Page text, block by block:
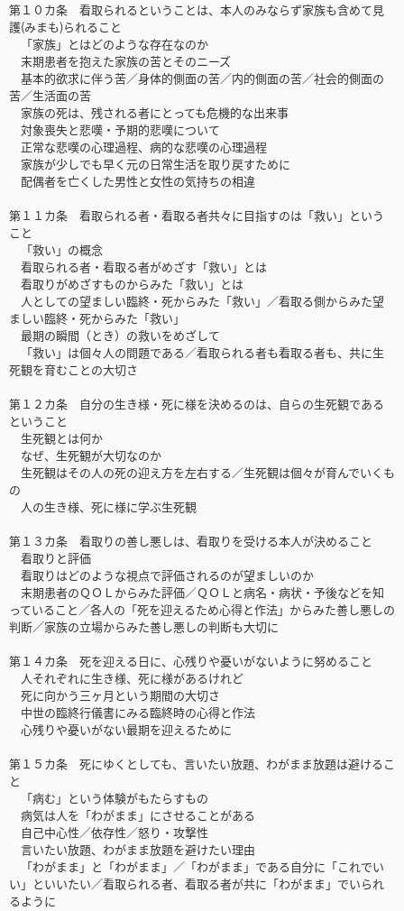
第１０カ条 看取られるということは、本人のみならず家族も含めて見
護(みまも)られること
「家族」とはどのような存在なのか
末期患者を抱えた家族の苦とそのニーズ
基本的欲求に伴う苦／身体的側面の苦／内的側面の苦／社会的側面の
苦／生活面の苦
家族の死は、残される者にとっても危機的な出来事
対象喪失と悲嘆・予期的悲嘆について
正常な悲嘆の心理過程、病的な悲嘆の心理過程
家族が少しでも早く元の日常生活を取り戻すために
配偶者を亡くした男性と女性の気持ちの相違
第１１カ条 看取られる者・看取る者共々に目指すのは「救い」という
こと
「救い」の概念
看取られる者・看取る者がめざす「救い」とは
看取りがめざすものからみた「救い」とは
人としての望ましい臨終・死からみた「救い」／看取る側からみた望
ましい臨終・死からみた「救い」
最期の瞬間（とき）の救いをめざして
「救い」は個々人の問題である／看取られる者も看取る者も、共に生
死観を育むことの大切さ
第１２カ条 自分の生き様・死に様を決めるのは、自らの生死観である
ということ
生死観とは何か
なぜ、生死観が大切なのか
生死観はその人の死の迎え方を左右する／生死観は個々が育んでいくも
の
人の生き様、死に様に学ぶ生死観
第１３カ条 看取りの善し悪しは、看取りを受ける本人が決めること
看取りと評価
看取りはどのような視点で評価されるのが望ましいのか
末期患者のＱＯＬからみた評価／ＱＯＬと病名・病状・予後などを知
っていること／各人の「死を迎えるため心得と作法」からみた善し悪しの
判断／家族の立場からみた善し悪しの判断も大切に
第１４カ条 死を迎える日に、心残りや憂いがないように努めること
人それぞれに生き様、死に様があるけれど
死に向かう三ヶ月という期間の大切さ
中世の臨終行儀書にみる臨終時の心得と作法
心残りや憂いがない最期を迎えるために
第１５カ条 死にゆくとしても、言いたい放題、わがまま放題は避けるこ
と
「病む」という体験がもたらすもの
病気は人を「わがまま」にさせることがある
自己中心性／依存性／怒り・攻撃性
言いたい放題、わがまま放題を避けたい理由
「わがまま」と「わがまま」／「わがまま」である自分に「これでい
い」といいたい／看取られる者、看取る者が共に「わがまま」でいられ
るように